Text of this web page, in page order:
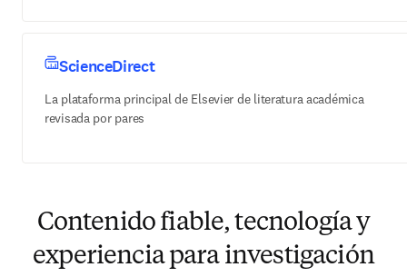
ScienceDirect
La plataforma principal de Elsevier de literatura académica
revisada por pares
Contenido fiable, tecnología y
experiencia para investigación